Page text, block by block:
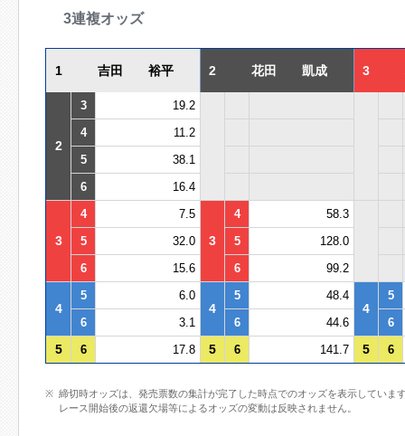
3連複オッズ
1 吉田 裕平 2 花田 凱成 3
2
3
19.2
4
11.2
5
38.1
6
16.4
3
4 7.5
3
4
58.3
5
32.0 5
128.0
6
15.6 6 99.2
4
5 6.0
4
5 48.4
4
5
6
3.1 6 44.6 6
5 6 17.8 5 6 141.7 5 6
締切時オッズは、発売票数の集計が完了した時点でのオッズを表示していま
レース開始後の返還欠場等によるオッズの変動は反映されません。